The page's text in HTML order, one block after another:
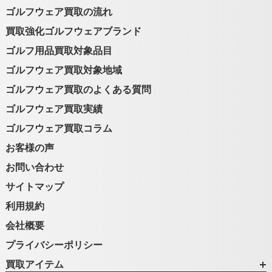
ゴルフウェア買取の流れ
買取強化ゴルフウェアブランド
ゴルフ用品買取対象品目
ゴルフウェア買取対象地域
ゴルフウェア買取のよくある質問
ゴルフウェア買取実績
ゴルフウェア買取コラム
お客様の声
お問い合わせ
サイトマップ
利用規約
会社概要
プライバシーポリシー
買取アイテム